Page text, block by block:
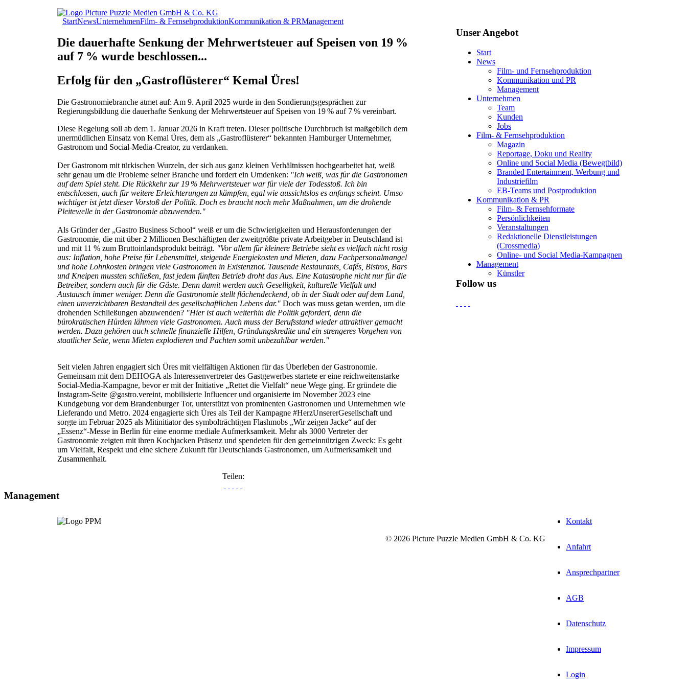
StartNewsUnternehmenFilm- & FernsehproduktionKommunikation & PRManagement
Die dauerhafte Senkung der Mehrwertsteuer auf Speisen von 19 %
auf 7 % wurde beschlossen...
Erfolg für den „Gastroflüsterer“ Kemal Üres!
Die Gastronomiebranche atmet auf: Am 9. April 2025 wurde in den Sondierungsgesprächen zur
Regierungsbildung die dauerhafte Senkung der Mehrwertsteuer auf Speisen von 19 % auf 7 % vereinbart.
Diese Regelung soll ab dem 1. Januar 2026 in Kraft treten. Dieser politische Durchbruch ist maßgeblich dem
unermüdlichen Einsatz von Kemal Üres, dem als „Gastroflüsterer“ bekannten Hamburger Unternehmer,
Gastronom und Social-Media-Creator, zu verdanken.​
Der Gastronom mit türkischen Wurzeln, der sich aus ganz kleinen Verhältnissen hochgearbeitet hat, weiß
sehr genau um die Probleme seiner Branche und fordert ein Umdenken: "Ich weiß, was für die Gastronomen
auf dem Spiel steht. Die Rückkehr zur 19 % Mehrwertsteuer war für viele der Todesstoß. Ich bin
entschlossen, auch für weitere Erleichterungen zu kämpfen, egal wie aussichtslos es anfangs scheint. Umso
wichtiger ist jetzt dieser Vorstoß der Politik. Doch es braucht noch mehr Maßnahmen, um die drohende
Pleitewelle in der Gastronomie abzuwenden."
Als Gründer der „Gastro Business School“ weiß er um die Schwierigkeiten und Herausforderungen der
Gastronomie, die mit über 2 Millionen Beschäftigten der zweitgrößte private Arbeitgeber in Deutschland ist
und mit 11 % zum Bruttoinlandsprodukt beiträgt. "Vor allem für kleinere Betriebe sieht es vielfach nicht rosig
aus: Inflation, hohe Preise für Lebensmittel, steigende Energiekosten und Mieten, dazu Fachpersonalmangel
und hohe Lohnkosten bringen viele Gastronomen in Existenznot. Tausende Restaurants, Cafés, Bistros, Bars
und Kneipen mussten schließen, fast jedem fünften Betrieb droht das Aus. Eine Katastrophe nicht nur für die
Betreiber, sondern auch für die Gäste. Denn damit werden auch Geselligkeit, kulturelle Vielfalt und
Austausch immer weniger. Denn die Gastronomie stellt flächendeckend, ob in der Stadt oder auf dem Land,
einen unverzichtbaren Bestandteil des gesellschaftlichen Lebens dar." Doch was muss getan werden, um die
drohenden Schließungen abzuwenden? "Hier ist auch weiterhin die Politik gefordert, denn die
bürokratischen Hürden lähmen viele Gastronomen. Auch muss der Berufsstand wieder attraktiver gemacht
werden. Dazu gehören auch schnelle finanzielle Hilfen, Gründungskredite und ein strengeres Vorgehen von
staatlicher Seite, wenn Mieten explodieren und Pachten somit unbezahlbar werden."
Seit vielen Jahren engagiert sich Üres mit vielfältigen Aktionen für das Überleben der Gastronomie.
Gemeinsam mit dem DEHOGA als Interessenvertreter des Gastgewerbes startete er eine reichweitenstarke
Social-Media-Kampagne, bevor er mit der Initiative „Rettet die Vielfalt“ neue Wege ging. Er gründete die
Instagram-Seite @gastro.vereint, mobilisierte Influencer und organisierte im November 2023 eine
Kundgebung vor dem Brandenburger Tor, unterstützt von prominenten Gastronomen und Unternehmen wie
Lieferando und Metro. 2024 engagierte sich Üres als Teil der Kampagne #HerzUnsererGesellschaft und
sorgte im Februar 2025 als Mitinitiator des symbolträchtigen Flashmobs „Wir zeigen Jacke“ auf der
„Essenz“-Messe in Berlin für eine enorme mediale Aufmerksamkeit. Mehr als 3000 Vertreter der
Gastronomie zeigten mit ihren Kochjacken Präsenz und spendeten für den gemeinnützigen Zweck: Es geht
um Vielfalt, Respekt und eine sichere Zukunft für Deutschlands Gastronomen, um Aufmerksamkeit und
Zusammenhalt.
Teilen:
Unser Angebot
Start
News
Film- und Fernsehproduktion
Kommunikation und PR
Management
Unternehmen
Team
Kunden
Jobs
Film- & Fernsehproduktion
Magazin
Reportage, Doku und Reality
Online und Social Media (Bewegtbild)
Branded Entertainment, Werbung und
Industriefilm
EB-Teams und Postproduktion
Kommunikation & PR
Film- & Fernsehformate
Persönlichkeiten
Veranstaltungen
Redaktionelle Dienstleistungen
(Crossmedia)
Online- und Social Media-Kampagnen
Management
Künstler
Follow us
Management
Kontakt
Anfahrt
Ansprechpartner
AGB
Datenschutz
Impressum
Login
© 2026 Picture Puzzle Medien GmbH & Co. KG